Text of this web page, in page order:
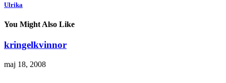
Ulrika
You Might Also Like
kringelkvinnor
maj 18, 2008